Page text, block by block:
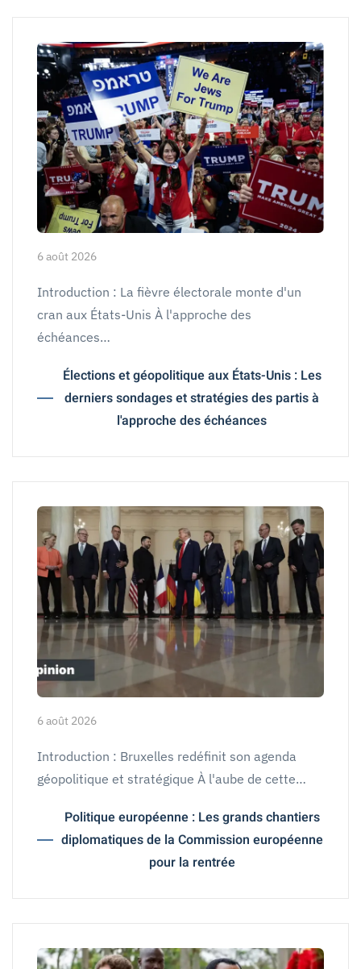
6 août 2026
Introduction : La fièvre électorale monte d'un
cran aux États-Unis À l'approche des
échéances…
Élections et géopolitique aux États-Unis : Les
derniers sondages et stratégies des partis à
l'approche des échéances
6 août 2026
Introduction : Bruxelles redéfinit son agenda
géopolitique et stratégique À l'aube de cette…
Politique européenne : Les grands chantiers
diplomatiques de la Commission européenne
pour la rentrée